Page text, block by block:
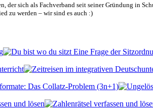
der sich als Fachverband seit seiner Gründung in
zu werden – wir sind es auch :)
Das Collatz-Problem (3n+1)
und lösen